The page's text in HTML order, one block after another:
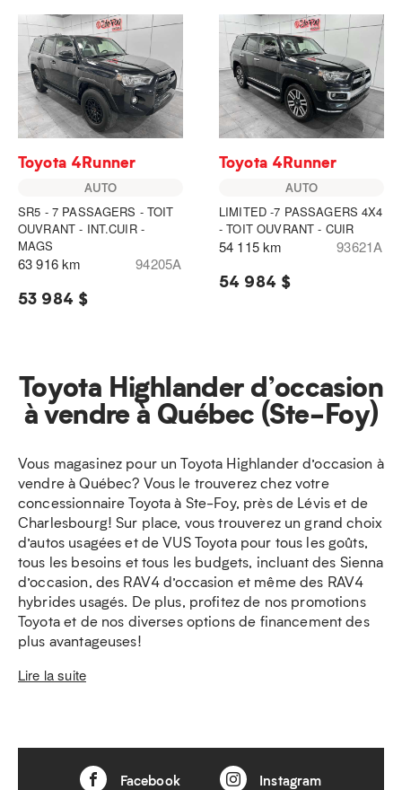
Toyota 4Runner
AUTO
SR5 - 7 PASSAGERS - TOIT
OUVRANT - INT.CUIR -
MAGS
63 916 km 94205A
53 984 $
Toyota 4Runner
AUTO
LIMITED -7 PASSAGERS 4X4
- TOIT OUVRANT - CUIR
54 115 km 93621A
54 984 $
Toyota Highlander d’occasion
à vendre à Québec (Ste-Foy)
Vous magasinez pour un Toyota Highlander d’occasion à
vendre à Québec? Vous le trouverez chez votre
concessionnaire Toyota à Ste-Foy, près de Lévis et de
Charlesbourg! Sur place, vous trouverez un grand choix
d’autos usagées et de VUS Toyota pour tous les goûts,
tous les besoins et tous les budgets, incluant des Sienna
d’occasion, des RAV4 d’occasion et même des RAV4
hybrides usagés. De plus, profitez de nos promotions
Toyota et de nos diverses options de financement des
plus avantageuses!
Lire la suite
Facebook Instagram